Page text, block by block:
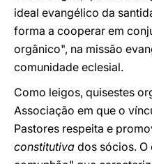
ideal evangélico da
forma a cooperar em
orgânico", na missão
comunidade eclesial.
Como leigos, quisestes
Associação em que o
Pastores respeita e
constitutiva dos sócios.